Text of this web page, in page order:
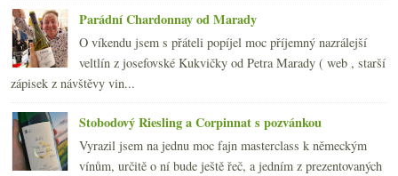
Parádní Chardonnay od Marady
O víkendu jsem s přáteli popíjel moc příjemný nazrálejší
veltlín z josefovské Kukvičky od Petra Marady ( web , starší
zápisek z návštěvy vin...
Stobodový Riesling a Corpinnat s pozvánkou
Vyrazil jsem na jednu moc fajn masterclass k německým
vínům, určitě o ní bude ještě řeč, a jedním z prezentovaných